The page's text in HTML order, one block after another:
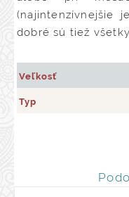
(najintenzívnejšie
dobré sú tiež
Veľkosť
Typ